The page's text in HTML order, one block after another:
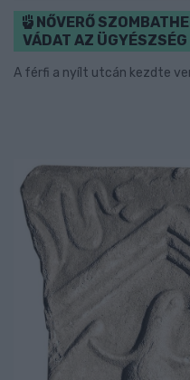
NŐVERŐ
VÁDAT AZ ÜGYÉSZSÉG
A férfi a nyílt utcán kezdte